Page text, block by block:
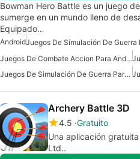
Bowman Hero Battle es un juego
sumerge en un mundo lleno de
Equipado…
Android
Juegos De Combate Accion Para Android
Juegos De Simulación De Guerra Para Android
Archery Battle 3D
4.5 Gratuito
Una aplicación
Ltd..